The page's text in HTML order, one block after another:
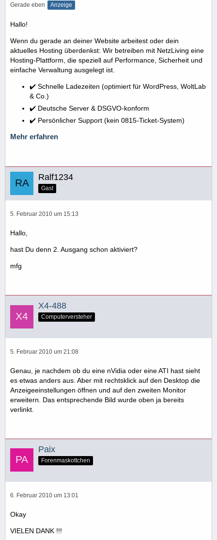
Gerade eben Anzeige
Hallo!
Wenn du gerade an deiner Website arbeitest oder dein
aktuelles Hosting überdenkst: Wir betreiben mit NetzLiving eine
Hosting-Plattform, die speziell auf Performance, Sicherheit und
einfache Verwaltung ausgelegt ist.
✔️ Schnelle Ladezeiten (optimiert für WordPress, WoltLab
& Co.)
✔️ Deutsche Server & DSGVO-konform
✔️ Persönlicher Support (kein 0815-Ticket-System)
Mehr erfahren
Ralf1234
Gast
5. Februar 2010 um 15:13
Hallo,
hast Du denn 2. Ausgang schon aktiviert?
mfg
X4-488
Computerversteher
5. Februar 2010 um 21:08
Genau, je nachdem ob du eine nVidia oder eine ATI hast sieht
es etwas anders aus. Aber mit rechtsklick auf den Desktop die
Anzeigeeinstellungen öffnen und auf den zweiten Monitor
erweitern. Das entsprechende Bild wurde oben ja bereits
verlinkt.
Paix
Forenmaskottchen
6. Februar 2010 um 13:01
Okay
VIELEN DANK !!!